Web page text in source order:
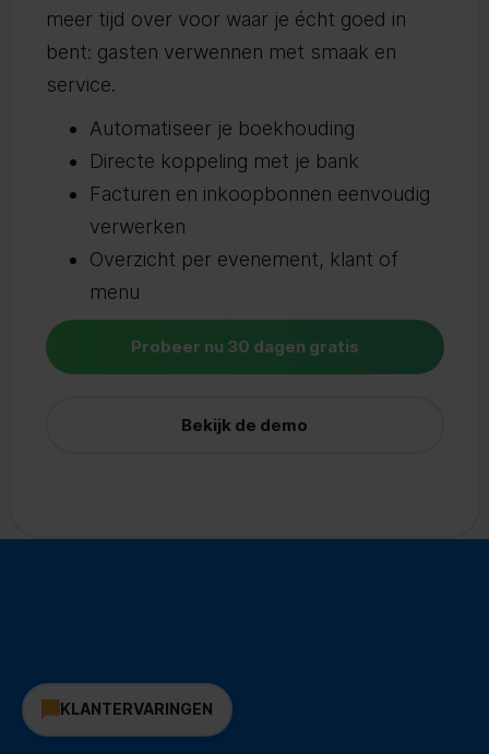
meer tijd over voor waar je écht goed in
bent: gasten verwennen met smaak en
service.
Automatiseer je boekhouding
Directe koppeling met je bank
Facturen en inkoopbonnen eenvoudig
verwerken
Overzicht per evenement, klant of
menu
Probeer nu 30 dagen gratis
Bekijk de demo
KLANTERVARINGEN